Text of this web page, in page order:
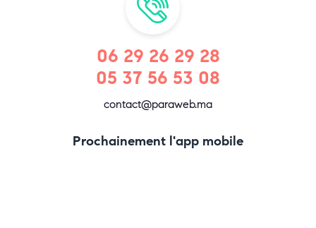
06 29 26 29 28
05 37 56 53 08
contact@paraweb.ma
Prochainement l'app mobile